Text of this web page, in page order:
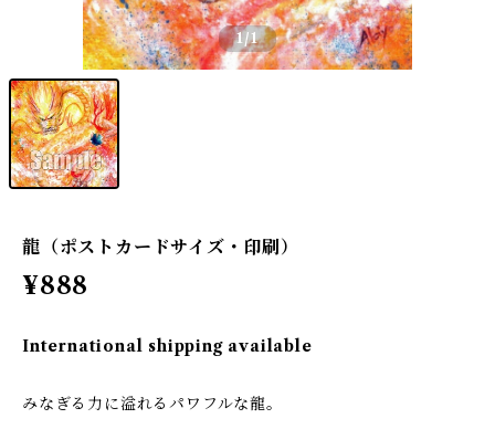
1/1
龍（ポストカードサイズ・印刷）
¥888
International shipping available
みなぎる力に溢れるパワフルな龍。